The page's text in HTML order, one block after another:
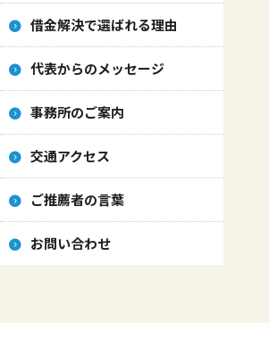
借金解決で選ばれる理由
代表からのメッセージ
事務所のご案内
交通アクセス
ご推薦者の言葉
お問い合わせ